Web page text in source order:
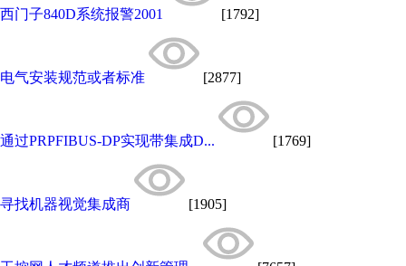
西门子840D系统报警2001 [1792]
电气安装规范或者标准 [2877]
通过PRPFIBUS-DP实现带集成D... [1769]
寻找机器视觉集成商 [1905]